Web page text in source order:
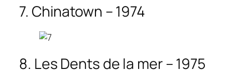
7. Chinatown – 1974
8. Les Dents de la mer – 1975